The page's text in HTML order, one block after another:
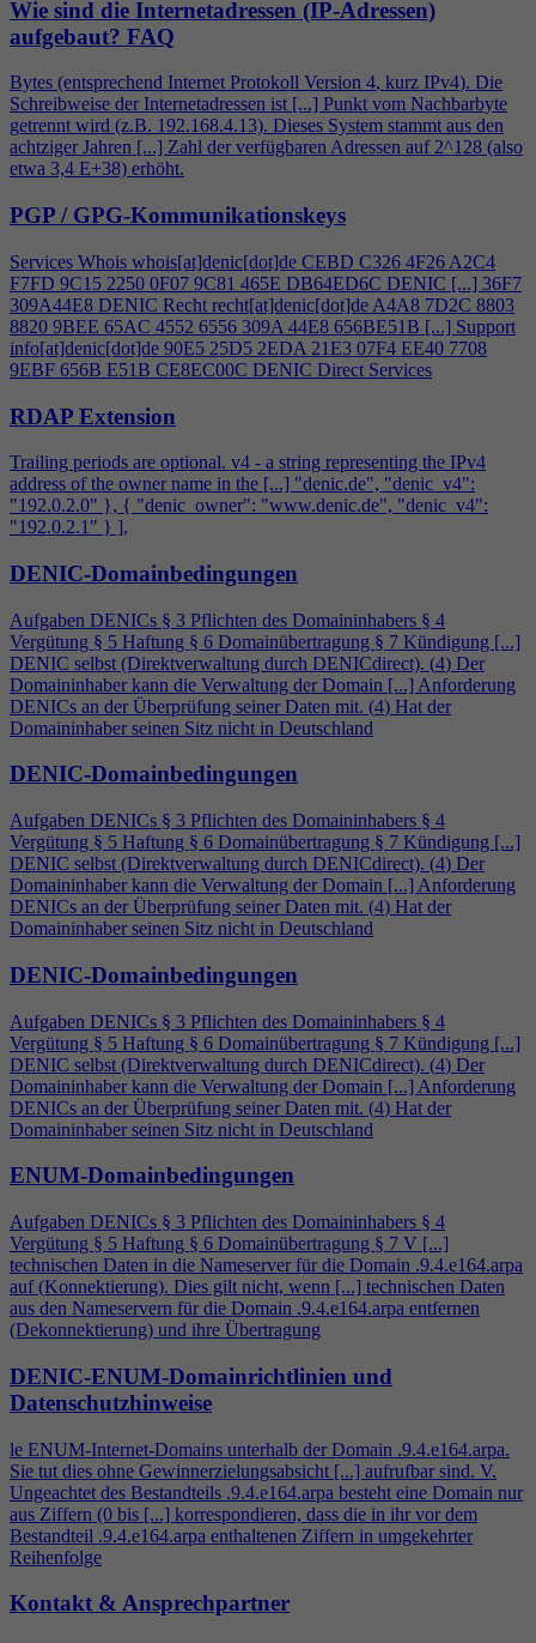
Wie sind die Internetadressen (IP-Adressen)
aufgebaut? FAQ
Bytes (entsprechend Internet Protokoll Version 4, kurz IPv4). Die
Schreibweise der Internetadressen ist [...] Punkt vom Nachbarbyte
getrennt wird (z.B. 192.168.4.13). Dieses System stammt aus den
achtziger Jahren [...] Zahl der verfügbaren Adressen auf 2^128 (also
etwa 3,4 E+38) erhöht.
PGP / GPG-Kommunikationskeys
Services Whois whois[at]denic[dot]de CEBD C326 4F26 A2C4
F7FD 9C15 2250 0F07 9C81 465E DB64ED6C DENIC [...] 36F7
309A44E8 DENIC Recht recht[at]denic[dot]de A4A8 7D2C 8803
8820 9BEE 65AC 4552 6556 309A 44E8 656BE51B [...] Support
info[at]denic[dot]de 90E5 25D5 2EDA 21E3 07F4 EE40 7708
9EBF 656B E51B CE8EC00C DENIC Direct Services
RDAP Extension
Trailing periods are optional. v4 - a string representing the IPv4
address of the owner name in the [...] "denic.de", "denic_v4":
"192.0.2.0" }, { "denic_owner": "www.denic.de", "denic_v4":
"192.0.2.1" } ],
DENIC-Domainbedingungen
Aufgaben DENICs § 3 Pflichten des Domaininhabers § 4
Vergütung § 5 Haftung § 6 Domainübertragung § 7 Kündigung [...]
DENIC selbst (Direktverwaltung durch DENICdirect). (4) Der
Domaininhaber kann die Verwaltung der Domain [...] Anforderung
DENICs an der Überprüfung seiner Daten mit. (4) Hat der
Domaininhaber seinen Sitz nicht in Deutschland
DENIC-Domainbedingungen
Aufgaben DENICs § 3 Pflichten des Domaininhabers § 4
Vergütung § 5 Haftung § 6 Domainübertragung § 7 Kündigung [...]
DENIC selbst (Direktverwaltung durch DENICdirect). (4) Der
Domaininhaber kann die Verwaltung der Domain [...] Anforderung
DENICs an der Überprüfung seiner Daten mit. (4) Hat der
Domaininhaber seinen Sitz nicht in Deutschland
DENIC-Domainbedingungen
Aufgaben DENICs § 3 Pflichten des Domaininhabers § 4
Vergütung § 5 Haftung § 6 Domainübertragung § 7 Kündigung [...]
DENIC selbst (Direktverwaltung durch DENICdirect). (4) Der
Domaininhaber kann die Verwaltung der Domain [...] Anforderung
DENICs an der Überprüfung seiner Daten mit. (4) Hat der
Domaininhaber seinen Sitz nicht in Deutschland
ENUM-Domainbedingungen
Aufgaben DENICs § 3 Pflichten des Domaininhabers § 4
Vergütung § 5 Haftung § 6 Domainübertragung § 7 V [...]
technischen Daten in die Nameserver für die Domain .9.4.e164.arpa
auf (Konnektierung). Dies gilt nicht, wenn [...] technischen Daten
aus den Nameservern für die Domain .9.4.e164.arpa entfernen
(Dekonnektierung) und ihre Übertragung
DENIC-ENUM-Domainrichtlinien und
Datenschutzhinweise
le ENUM-Internet-Domains unterhalb der Domain .9.4.e164.arpa.
Sie tut dies ohne Gewinnerzielungsabsicht [...] aufrufbar sind. V.
Ungeachtet des Bestandteils .9.4.e164.arpa besteht eine Domain nur
aus Ziffern (0 bis [...] korrespondieren, dass die in ihr vor dem
Bestandteil .9.4.e164.arpa enthaltenen Ziffern in umgekehrter
Reihenfolge
Kontakt & Ansprechpartner